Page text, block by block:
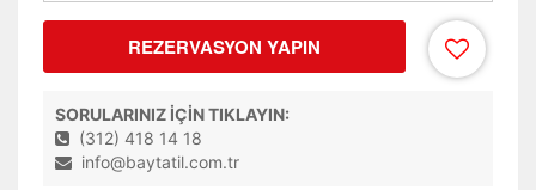
REZERVASYON YAPIN
SORULARINIZ İÇİN TIKLAYIN:
(312) 418 14 18
info@baytatil.com.tr